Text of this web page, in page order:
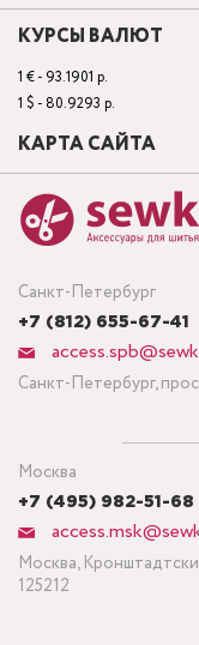
Санкт-Петербург
+7 (812) 655-67-41
Санкт-Петербург,
Москва
+7 (495) 982-51-68
Москва,
125212
КУРСЫ ВАЛЮТ
1 € - 93.1901 р.
1 $ - 80.9293 р.
КАРТА САЙТА